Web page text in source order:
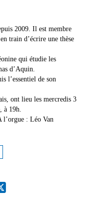
2009. Il est membre
train d’écrire une thèse
qui étudie les
d’Aquin.
l’essentiel de son
ont lieu les mercredis 3
à 19h.
l’orgue : Léo Van